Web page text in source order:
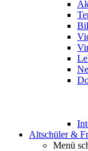
Altschüler &
Menü